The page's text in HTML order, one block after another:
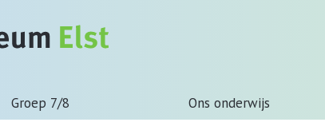
Groep 7/8 Ons onderwijs